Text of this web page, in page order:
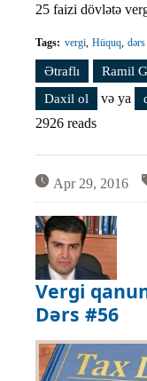
25 faizi dövlətə
Tags: vergi Hüquq dərs
Ətraflı Vergi
vergisinin
Ramil
Daxil ol
və ya
2926 reads
Apr 29, 2016
Vergi
Dərs #56